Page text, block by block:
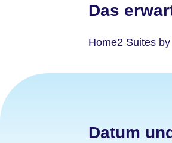
Das
Home2 Suites
Datum